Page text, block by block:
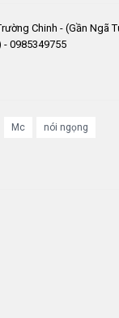
Chinh - (Gần Ngã
- 0985349755
Mc nói ngọng